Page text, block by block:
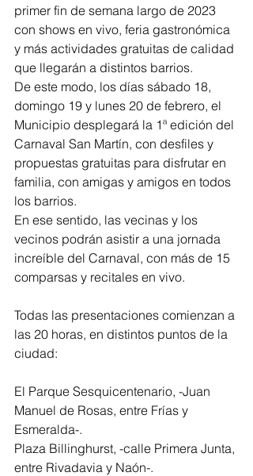
primer fin de semana largo de 2023
con shows en vivo, feria gastronómica
y más actividades gratuitas de calidad
que llegarán a distintos barrios.
De este modo, los días sábado 18,
domingo 19 y lunes 20 de febrero, el
Municipio desplegará la 1ª edición del
Carnaval San Martín, con desfiles y
propuestas gratuitas para disfrutar en
familia, con amigas y amigos en todos
los barrios.
En ese sentido, las vecinas y los
vecinos podrán asistir a una jornada
increíble del Carnaval, con más de 15
comparsas y recitales en vivo.
Todas las presentaciones comienzan a
las 20 horas, en distintos puntos de la
ciudad:
El Parque Sesquicentenario, -Juan
Manuel de Rosas, entre Frías y
Esmeralda-.
Plaza Billinghurst, -calle Primera Junta,
entre Rivadavia y Naón-.